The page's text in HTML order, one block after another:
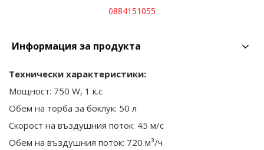
0884151055
Информация за продукта
Технически характеристики:
Мощност: 750 W, 1 к.с
Обем на торба за боклук: 50 л
Скорост на въздушния поток: 45 м/с
Обем на въздушния поток: 720 м³/ч